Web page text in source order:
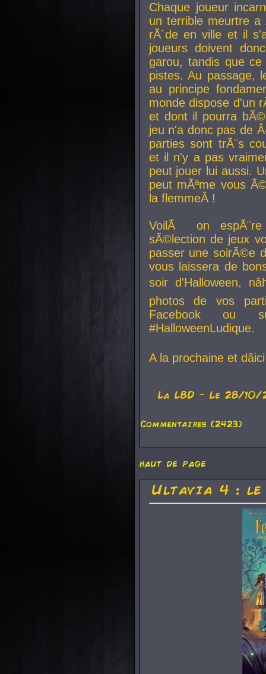
Chaque joueur
un terrible meurtre
rÃ´de en ville et il
joueurs doivent
garou, tandis que
pistes. Au passage,
au principe
monde dispose d'un
et dont il pourra
jeu n'a donc pas de
parties sont trÃ¨s
et il n'y a pas
peut jouer lui aussi.
peut mÃªme vous
la flemmeÂ !
VoilÃ on
sÃ©lection de jeux
passer une soirÃ©e
vous laissera de
soir d'Halloween,
photos de vos
Facebook ou
#HalloweenLudique.
A la prochaine et
La LBD - Le 28/10/
Commentaires (2423)
haut de page
Ultavia 4 :